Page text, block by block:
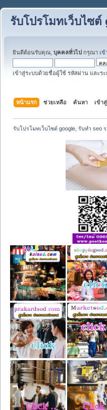
รับโปรโมทเว็บไซต์
ยินดีต้อนรับคุณ, บุคคลทั่วไป กรุณา เ
เข้าสู่ระบบด้วยชื่อผู้ใช้ รหัสผ่าน และร
หน้าแรก ช่วยเหลือ ค้นหา เข้า
รับโปรโมทเว็บไซต์ google, รับทำ seo